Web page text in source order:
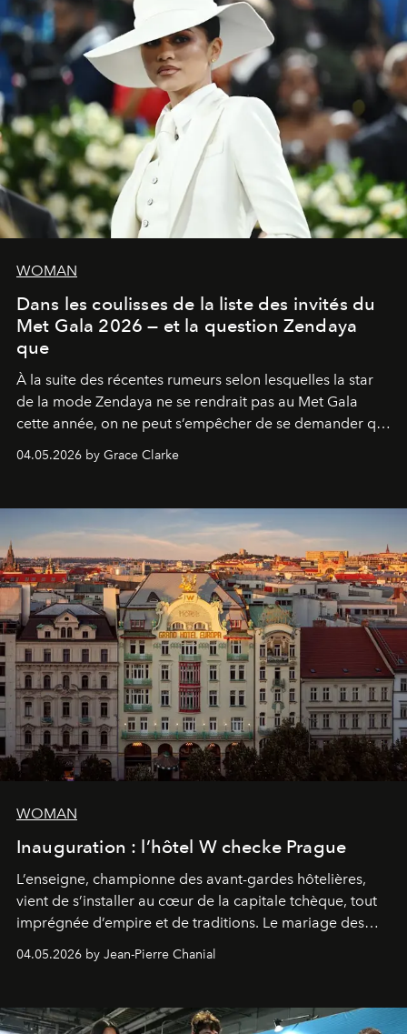
WOMAN
Dans les coulisses de la liste des invités du
Met Gala 2026 — et la question Zendaya
que
À la suite des récentes rumeurs selon lesquelles la star
de la mode Zendaya ne se rendrait pas au Met Gala
cette année, on ne peut s’empêcher de se demander qui
sera présent.
04.05.2026 by Grace Clarke
WOMAN
Inauguration : l’hôtel W checke Prague
L’enseigne, championne des avant-gardes hôtelières,
vient de s’installer au cœur de la capitale tchèque, tout
imprégnée d’empire et de traditions. Le mariage des
extrêmes fait merveille.
04.05.2026 by Jean-Pierre Chanial